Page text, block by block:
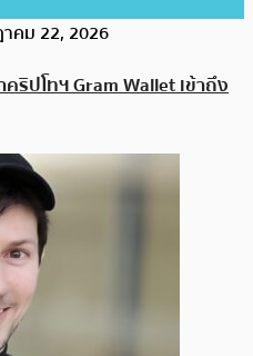
คม 22, 2026
ริปโทฯ Gram Wallet เข้าถึง